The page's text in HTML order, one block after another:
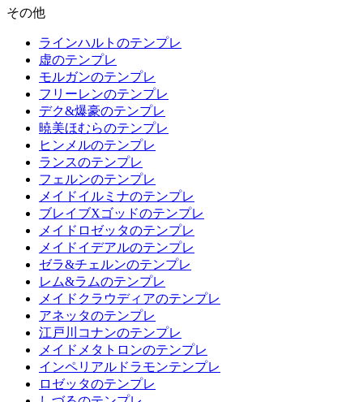
その他
ラインハルトのテンプレ
虚のテンプレ
モルガンのテンプレ
フリーレンのテンプレ
デク&爆豪のテンプレ
暁美ほむらのテンプレ
ヒンメルのテンプレ
ランスのテンプレ
フェルンのテンプレ
メイドイルミナのテンプレ
ブレイブXゴッドのテンプレ
メイドロゼッタのテンプレ
メイドイデアルのテンプレ
ゼラ&チェルンのテンプレ
レム&ラムのテンプレ
メイドクラウディアのテンプレ
アネッタのテンプレ
江戸川コナンのテンプレ
メイドメタトロンのテンプレ
インペリアルドラモンテンプレ
ロゼッタのテンプレ